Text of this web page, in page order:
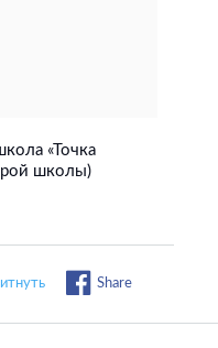
«Точка
школы)
Share